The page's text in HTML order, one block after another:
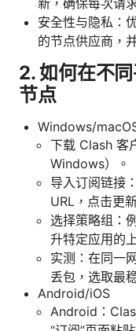
安全性与隐私：
的节点供应商，
2. 如何在不
节点
Windows/
下载 Clash 客
Windows）。
导入订阅链接
URL，点击更
选择策略组：
升特定应用的
实测：在同一
丢包，选取最
Android/iOS
Android：